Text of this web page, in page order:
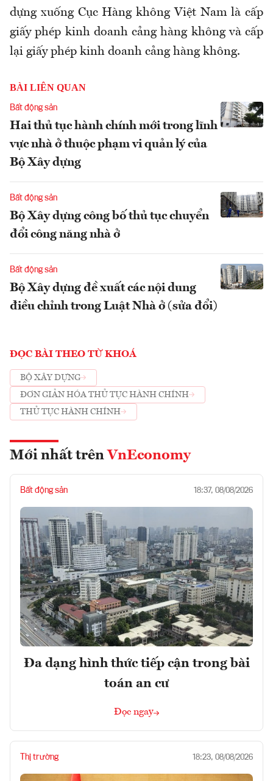
dựng xuống Cục Hàng không Việt Nam là cấp
giấy phép kinh doanh cảng hàng không và cấp
lại giấy phép kinh doanh cảng hàng không.
BÀI LIÊN QUAN
Bất động sản
Hai thủ tục hành chính mới trong lĩnh
vực nhà ở thuộc phạm vi quản lý của
Bộ Xây dựng
Bất động sản
Bộ Xây dựng công bố thủ tục chuyển
đổi công năng nhà ở
Bất động sản
Bộ Xây dựng đề xuất các nội dung
điều chỉnh trong Luật Nhà ở (sửa đổi)
ĐỌC BÀI THEO TỪ KHOÁ
BỘ XÂY DỰNG
ĐƠN GIẢN HÓA THỦ TỤC HÀNH CHÍNH
THỦ TỤC HÀNH CHÍNH
Mới nhất trên VnEconomy
Bất động sản 18:37, 08/08/2026
Đa dạng hình thức tiếp cận trong bài
toán an cư
Đọc ngay
Thị trường 18:23, 08/08/2026